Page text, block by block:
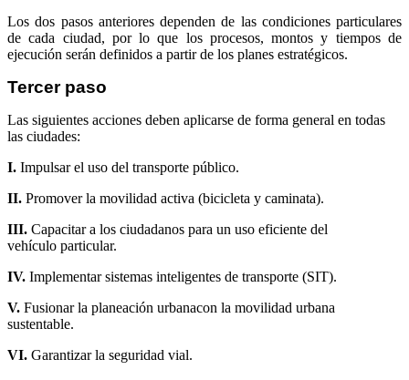
Los dos pasos anteriores dependen de las condiciones particulares
de cada ciudad, por lo que los procesos, montos y tiempos de
ejecución serán definidos a partir de los planes estratégicos.
Tercer paso
Las siguientes acciones deben aplicarse de forma general en todas
las ciudades:
I. Impulsar el uso del transporte público.
II. Promover la movilidad activa (bicicleta y caminata).
III. Capacitar a los ciudadanos para un uso eficiente del
vehículo particular.
IV. Implementar sistemas inteligentes de transporte (SIT).
V. Fusionar la planeación urbanacon la movilidad urbana
sustentable.
VI. Garantizar la seguridad vial.